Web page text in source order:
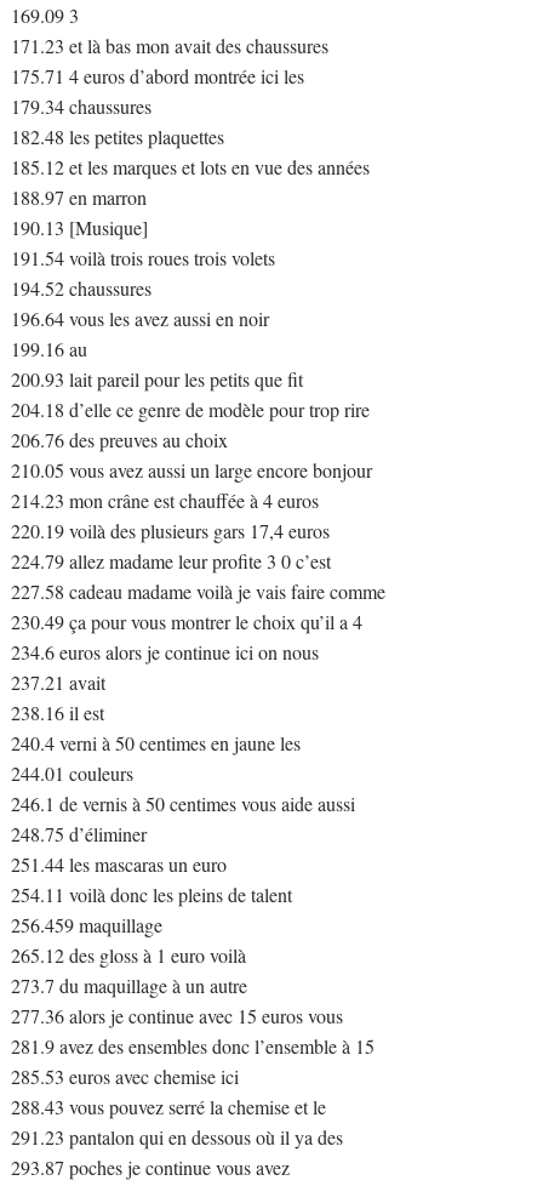
169.09 3
171.23 et là bas mon avait des chaussures
175.71 4 euros d’abord montrée ici les
179.34 chaussures
182.48 les petites plaquettes
185.12 et les marques et lots en vue des années
188.97 en marron
190.13 [Musique]
191.54 voilà trois roues trois volets
194.52 chaussures
196.64 vous les avez aussi en noir
199.16 au
200.93 lait pareil pour les petits que fit
204.18 d’elle ce genre de modèle pour trop rire
206.76 des preuves au choix
210.05 vous avez aussi un large encore bonjour
214.23 mon crâne est chauffée à 4 euros
220.19 voilà des plusieurs gars 17,4 euros
224.79 allez madame leur profite 3 0 c’est
227.58 cadeau madame voilà je vais faire comme
230.49 ça pour vous montrer le choix qu’il a 4
234.6 euros alors je continue ici on nous
237.21 avait
238.16 il est
240.4 verni à 50 centimes en jaune les
244.01 couleurs
246.1 de vernis à 50 centimes vous aide aussi
248.75 d’éliminer
251.44 les mascaras un euro
254.11 voilà donc les pleins de talent
256.459 maquillage
265.12 des gloss à 1 euro voilà
273.7 du maquillage à un autre
277.36 alors je continue avec 15 euros vous
281.9 avez des ensembles donc l’ensemble à 15
285.53 euros avec chemise ici
288.43 vous pouvez serré la chemise et le
291.23 pantalon qui en dessous où il ya des
293.87 poches je continue vous avez